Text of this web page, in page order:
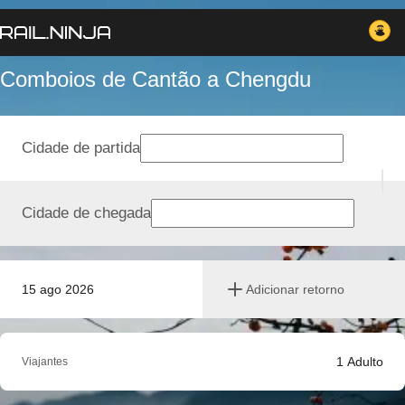
Comboios de Cantão a Chengdu
15 ago 2026 Adicionar retorno
Cidade de partida
Cidade de chegada
Viajantes 1 Adulto